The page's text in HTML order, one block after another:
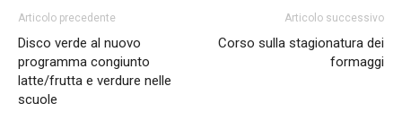
Articolo precedente
Disco verde al nuovo
programma congiunto
latte/frutta e verdure nelle
scuole
Articolo successivo
Corso sulla stagionatura dei
formaggi